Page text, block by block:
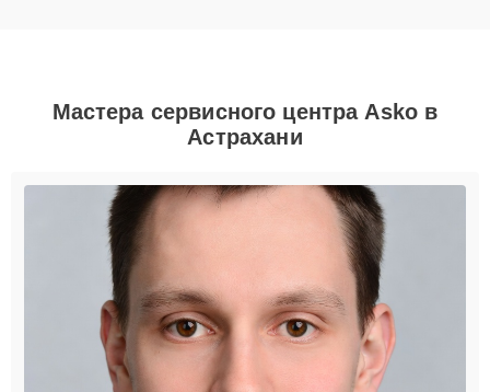
Мастера сервисного центра Asko в
Астрахани